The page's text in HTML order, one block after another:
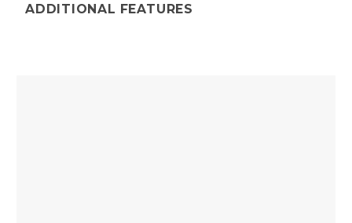
ADDITIONAL FEATURES